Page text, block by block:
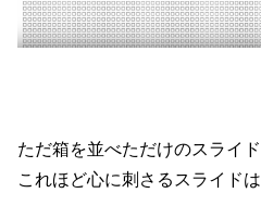
ただ箱を並べただけのスライド
これほど心に刺さるスライドは